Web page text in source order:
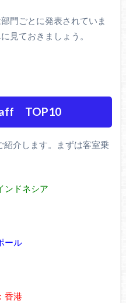
門ごとに発表されていま
見ておきましょう。
TOP10
介します。まずは客室乗
ンドネシア
ール
香港